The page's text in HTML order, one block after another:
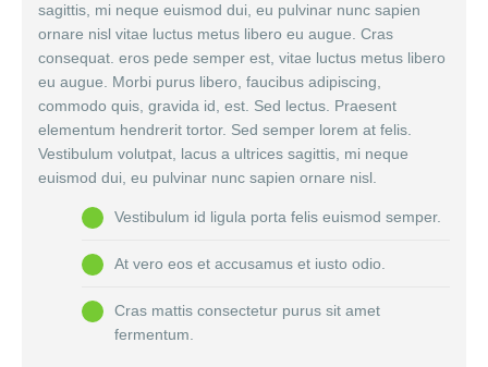
sagittis, mi neque euismod dui, eu pulvinar nunc sapien
ornare nisl vitae luctus metus libero eu augue. Cras
consequat. eros pede semper est, vitae luctus metus libero
eu augue. Morbi purus libero, faucibus adipiscing,
commodo quis, gravida id, est. Sed lectus. Praesent
elementum hendrerit tortor. Sed semper lorem at felis.
Vestibulum volutpat, lacus a ultrices sagittis, mi neque
euismod dui, eu pulvinar nunc sapien ornare nisl.
Vestibulum id ligula porta felis euismod semper.
At vero eos et accusamus et iusto odio.
Cras mattis consectetur purus sit amet
fermentum.